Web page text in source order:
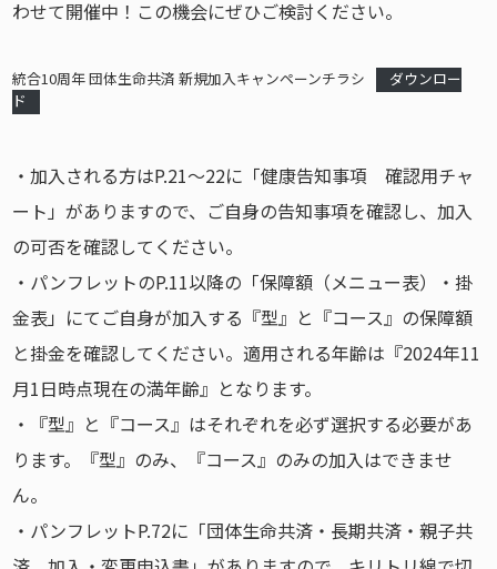
わせて開催中！この機会にぜひご検討ください。
統合10周年 団体生命共済 新規加入キャンペーンチラシ
ダウンロー
ド
・加入される方はP.21～22に「健康告知事項 確認用チャ
ート」がありますので、ご自身の告知事項を確認し、加入
の可否を確認してください。
・パンフレットのP.11以降の「保障額（メニュー表）・掛
金表」にてご自身が加入する『型』と『コース』の保障額
と掛金を確認してください。適用される年齢は『2024年11
月1日時点現在の満年齢』となります。
・『型』と『コース』はそれぞれを必ず選択する必要があ
ります。『型』のみ、『コース』のみの加入はできませ
ん。
・パンフレットP.72に「団体生命共済・長期共済・親子共